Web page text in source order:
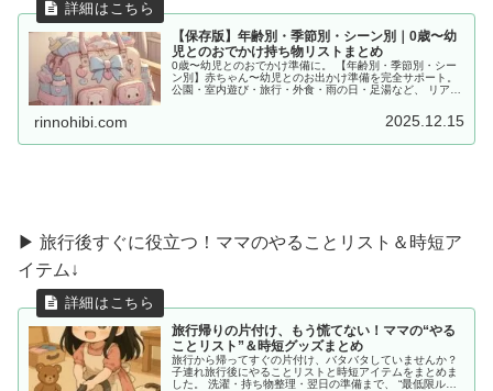
【保存版】年齢別・季節別・シーン別｜0歳〜幼
児とのおでかけ持ち物リストまとめ
0歳〜幼児とのおでかけ準備に。 【年齢別・季節別・シー
ン別】赤ちゃん〜幼児とのお出かけ準備を完全サポート。
公園・室内遊び・旅行・外食・雨の日・足湯など、 リアル
rinnohibi.com 2025.12.15
▶ 旅行後すぐに役立つ！ママのやることリスト＆時短ア
イテム↓
旅行帰りの片付け、もう慌てない！ママの“やる
ことリスト”＆時短グッズまとめ
旅行から帰ってすぐの片付け、バタバタしていませんか？
子連れ旅行後にやることリストと時短アイテムをまとめま
した。 洗濯・持ち物整理・翌日の準備まで、 “最低限ルー